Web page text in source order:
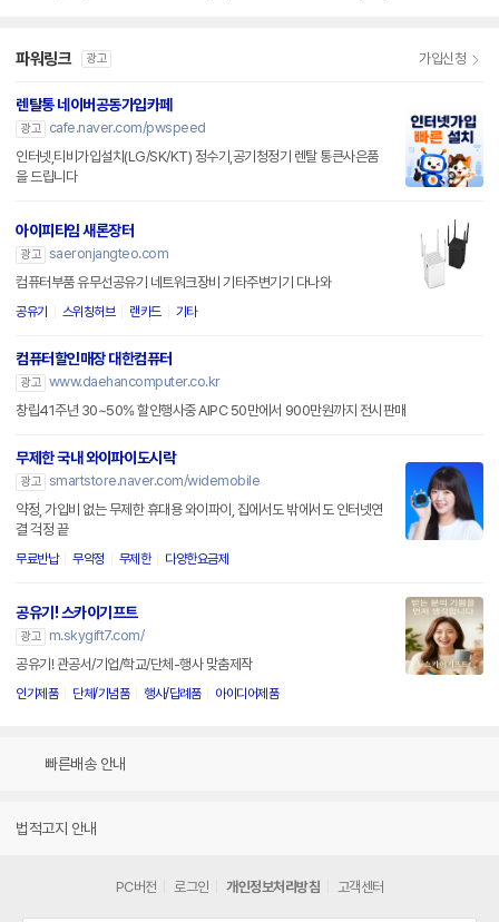
파워링크 광고 가입신청
렌탈통 네이버공동가입카페
광고
cafe.naver.com/pwspeed
인터넷,티비가입설치(LG/SK/KT) 정수기,공기청정기 렌탈 통큰사은품
을 드립니다
아이피타임 새론장터
광고 saeronjangteo.com
컴퓨터부품 유무선공유기 네트워크장비 기타주변기기 다나와
공유기 스위칭허브 랜카드 기타
컴퓨터할인매장 대한컴퓨터
광고 www.daehancomputer.co.kr
창립41주년 30~50% 할인행사중 AIPC 50만에서 900만원까지 전시판매
무제한 국내 와이파이도시락
광고 smartstore.naver.com/widemobile
약정, 가입비 없는 무제한 휴대용 와이파이, 집에서도 밖에서도 인터넷연
결 걱정 끝
무료반납 무약정 무제한 다양한요금제
공유기! 스카이기프트
광고
m.skygift7.com/
공유기! 관공서/기업/학교/단체-행사 맞춤제작
인기제품 단체/기념품 행사/답례품 아이디어제품
빠른배송 안내
법적고지 안내
PC버전 로그인 개인정보처리방침 고객센터